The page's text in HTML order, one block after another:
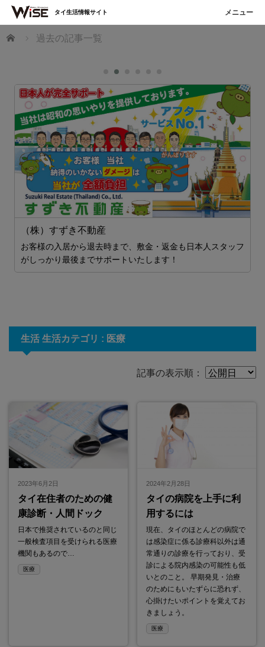
ホーム 過去の記事一覧
（株）すずき不動産
お客様の入居から退去時まで、敷金・返金も日本人スタッフ
がしっかり最後までサポートいたします！
生活 生活カテゴリ : 医療
記事の表示順：
2023年6月2日
タイ在住者のための健
康診断・人間ドック
日本で推奨されているのと同じ
一般検査項目を受けられる医療
機関もあるので…
医療
2024年2月28日
タイの病院を上手に利
用するには
現在、タイのほとんどの病院で
は感染症に係る診療科以外は通
常通りの診療を行っており、受
診による院内感染の可能性も低
いとのこと。 早期発見・治療
のためにもいたずらに恐れず、
心掛けたいポイントを覚えてお
きましょう。
医療
タイ生活情報サイト